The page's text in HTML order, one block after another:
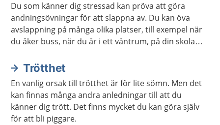
Du som känner dig stressad kan pröva att göra
andningsövningar för att slappna av. Du kan öva
avslappning på många olika platser, till exempel när
du åker buss, när du är i ett väntrum, på din skola
du ligger ner.
Trötthet
En vanlig orsak till trötthet är för lite sömn. Men det
kan finnas många andra anledningar till att du
känner dig trött. Det finns mycket du kan göra själv
för att bli piggare.